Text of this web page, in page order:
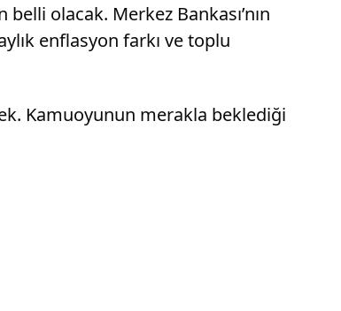
olacak. Merkez Bankası’nın
enflasyon farkı ve toplu
Kamuoyunun merakla beklediği